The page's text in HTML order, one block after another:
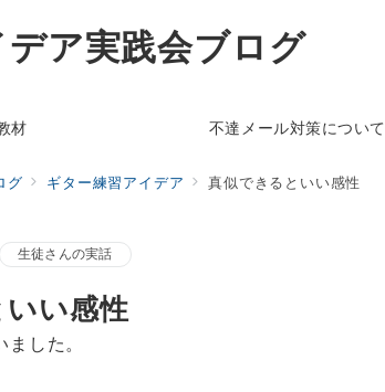
ア実践会ブログ
材 不達メール対策について
グ ギター練習アイデア 真似できるといい感性
生徒さんの実話
い感性
した。